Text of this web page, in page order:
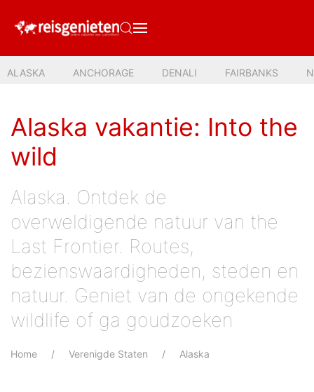
ALASKA ANCHORAGE DENALI FAIRBANKS
Alaska vakantie: Into the
wild
Alaska. Ontdek de
overweldigende natuur van the
Last Frontier. Routes,
bezienswaardigheden, steden en
natuur. Geniet van de ongekende
wildlife of ga goudzoeken
Home Verenigde Staten Alaska